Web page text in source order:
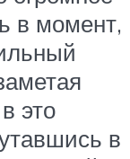
в момент,
это
в